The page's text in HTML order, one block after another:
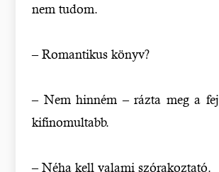
nem tudom.
– Romantikus könyv?
– Nem hinném – rázta meg a
kifinomultabb.
– Néha kell valami szórakoztató.